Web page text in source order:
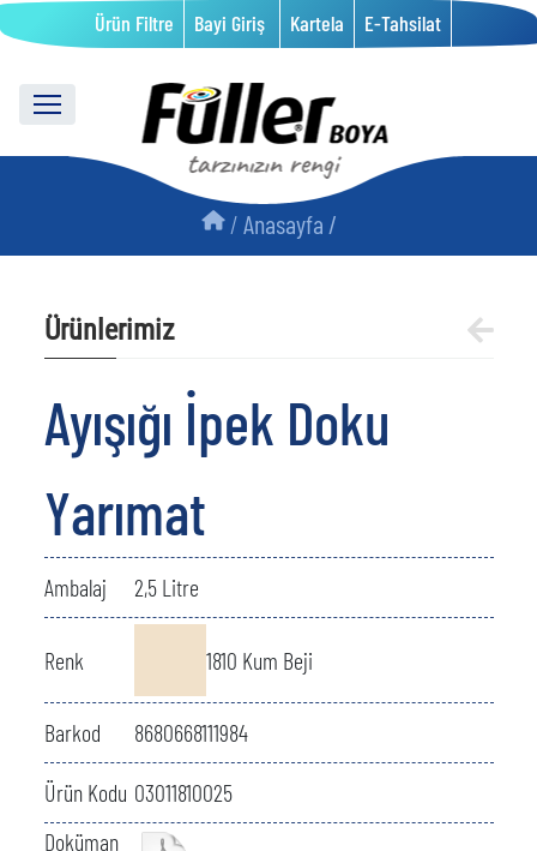
Ürün Filtre Bayi Giriş Kartela E-Tahsilat
/Anasayfa /
Ürünlerimiz
Ayışığı İpek Doku
Yarımat
Ambalaj 2,5 Litre
Renk 1810 Kum Beji
Barkod 8680668111984
Ürün Kodu 03011810025
Doküman